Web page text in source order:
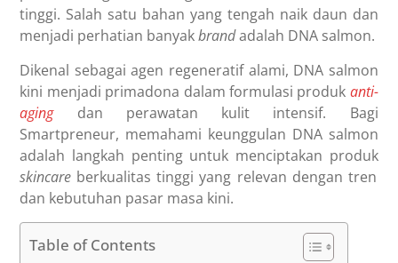
tinggi. Salah satu bahan yang tengah naik daun dan
menjadi perhatian banyakbrandadalah DNA salmon.
Dikenal sebagai agen regeneratif alami, DNA salmon
kini menjadi primadona dalam formulasi produk anti-
agingdan perawatan kulit intensif. Bagi
Smartpreneur, memahami keunggulan DNA salmon
adalah langkah penting untuk menciptakan produk
skincare berkualitas tinggi yang relevan dengan tren
dan kebutuhan pasar masa kini.
Table of Contents